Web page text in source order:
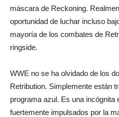
máscara de Reckoning.
oportunidad de luchar incluso
mayoría de los combates de
ringside.
WWE no se ha olvidado de los
Retribution. Simplemente están
programa azul. Es una incógnita
fuertemente impulsados por la